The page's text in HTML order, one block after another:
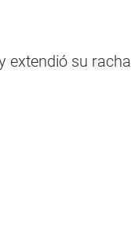
extendió su racha